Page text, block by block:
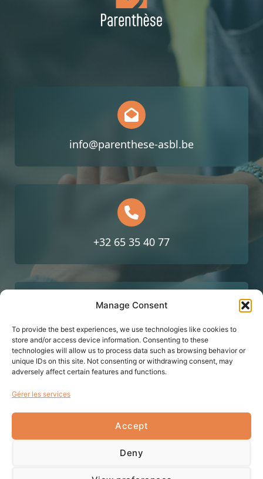
Manage Consent
To provide the best experiences, we use technologies like cookies to
store and/or access device information. Consenting to these
technologies will allow us to process data such as browsing behavior or
unique IDs on this site. Not consenting or withdrawing consent, may
adversely affect certain features and functions.
Gérer les services
Accept
Deny
info@parenthese-asbl.be
+32 65 35 40 77
Av. Reine Astrid 2, 7000 Mons
Politique de confidentialité Mentions légales